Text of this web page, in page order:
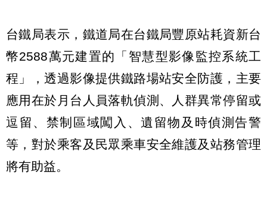
台鐵局表示，鐵道局在台鐵局豐原站耗資新台
幣2588萬元建置的「智慧型影像監控系統工
程」，透過影像提供鐵路場站安全防護，主要
應用在於月台人員落軌偵測、人群異常停留或
逗留、禁制區域闖入、遺留物及時偵測告警
等，對於乘客及民眾乘車安全維護及站務管理
將有助益。